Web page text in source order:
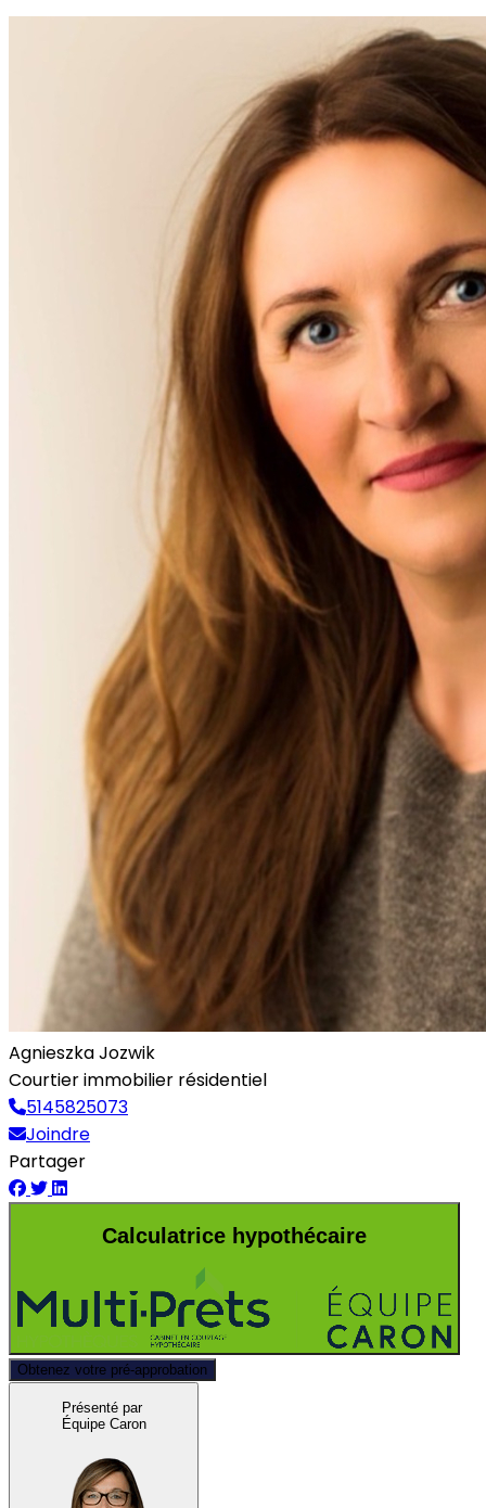
Agnieszka Jozwik
Courtier immobilier résidentiel
5145825073
Joindre
Partager
Calculatrice hypothécaire
Obtenez votre pré-approbation
Présenté par
Équipe Caron